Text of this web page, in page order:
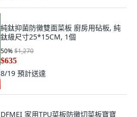
純鈦抑菌防黴雙面菜板 廚房用砧板, 純
鈦級尺寸25*15CM, 1個
50%$1,270
$635
8/19 預計送達
DFMEI 家用TPU菜板防黴切菜板寶寶